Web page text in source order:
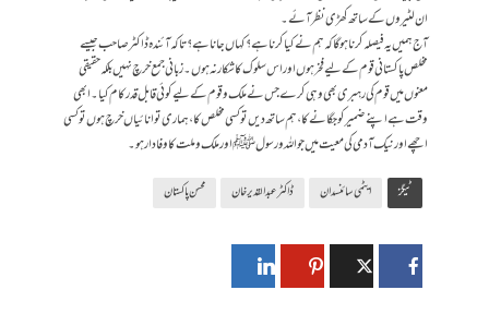
ان لٹیروں کے ساتھ کھڑی نظر آئے۔
آج ہمیں یہ فیصلہ کرنا ہوگا کہ ہم نے کیا کرنا ہے؟ کہاں جانا ہے؟ تاکہ آئندہ ڈاکٹر صاحب جیسے
مخلص پاکستانی قوم کے لیے فخر ہوں اور اس سلوک کا شکار نہ ہوں۔ زبانی جمع خرچ نہیں بلکہ حقیقی
معنوں میں قوم کی رہبری بھی وہی کرے جس نے ملک و قوم کے لیے کوئی قابل قدر کام کیا۔ ابھی
وقت ہے اپنے ضمیر کو جگانے کا، ہم ساتھ دیں تو کسی مخلص کا، ہماری توانائیاں خرچ ہوں تو کسی
اچھے اور نیک آدمی کی معیت میں جو اللہ و رسول ﷺ اور ملک و ملت کا وفادار ہو۔
ٹیگز ایٹمی سائنسدان ڈاکٹر عبدالقدیر خان محسن پاکستان